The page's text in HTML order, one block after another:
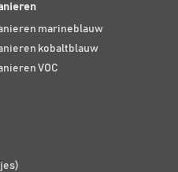
marineblauw
kobaltblauw
VOC